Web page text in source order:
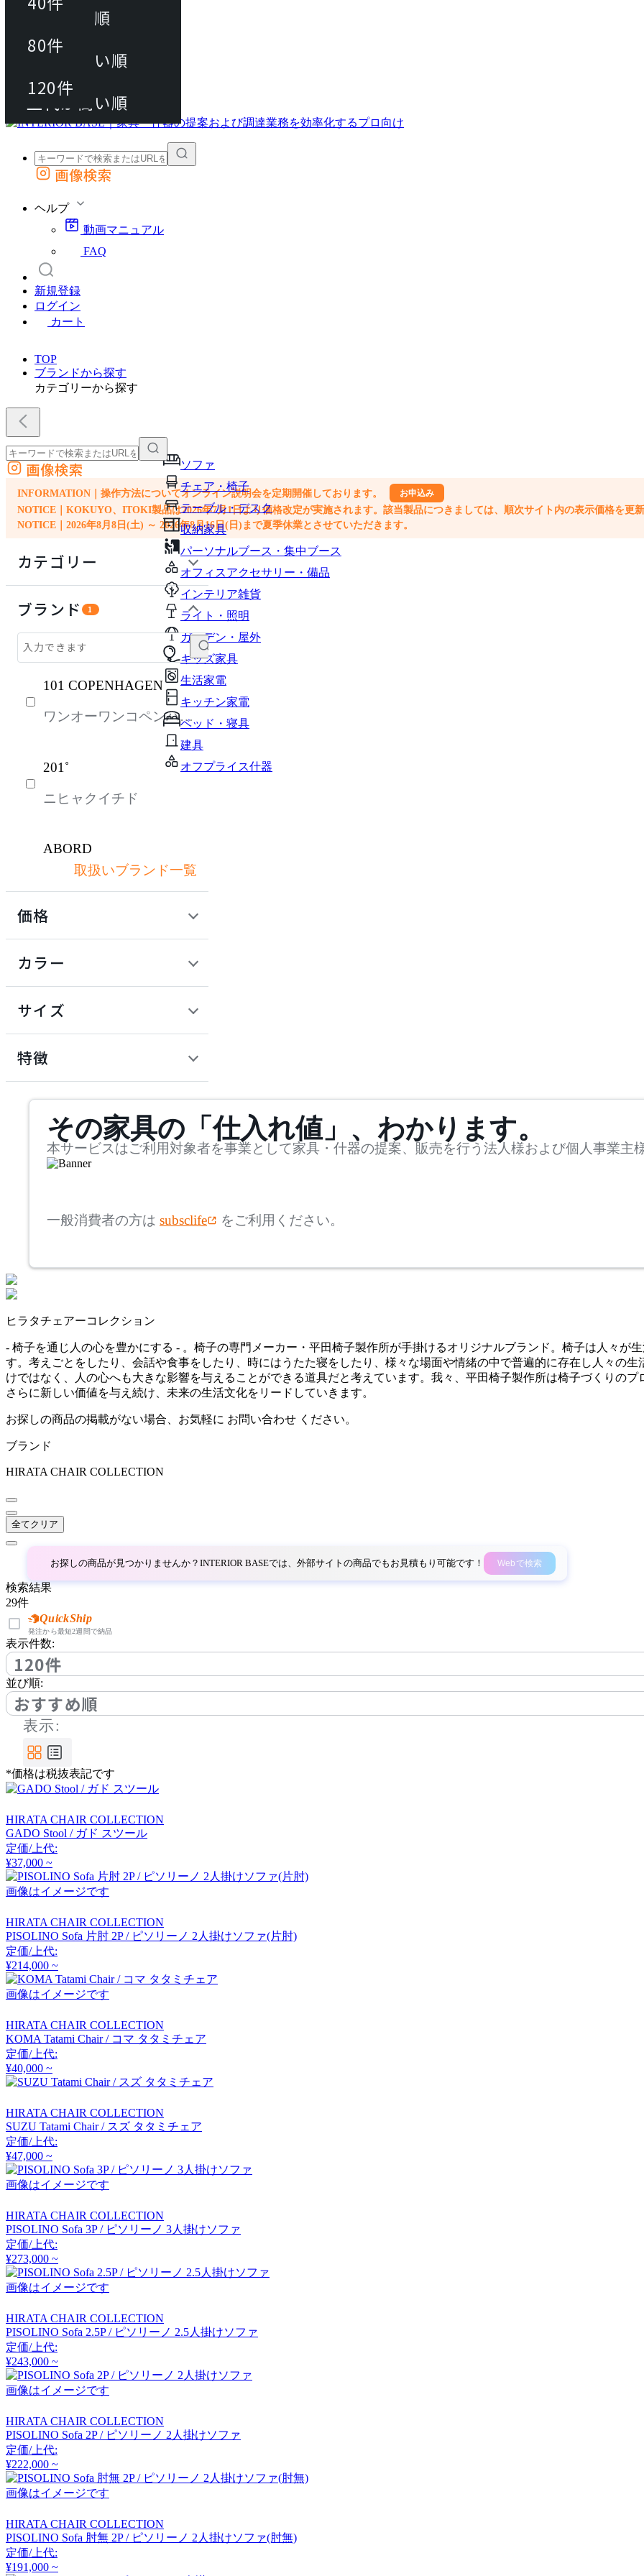
動画マニュアル
FAQ
カート
外部サイトの商品をカートに追加
画像検索
ヘルプ
動画マニュアル
FAQ
新規登録
ログイン
カート
TOP
ブランドから探す
カテゴリーから探す
ソファ
チェア・椅子
テーブル・デスク
収納家具
パーソナルブース・集中ブース
オフィスアクセサリー・備品
インテリア雑貨
ライト・照明
ガーデン・屋外
キッズ家具
生活家電
キッチン家電
ベッド・寝具
建具
オフプライス什器
外部サイトの商品をカートに追加
他のサイトで見つけた商品ページのURLを貼り付けて、カートに追加できます
画像検索
INFORMATION｜操作方法についてオンライン説明会を定期開催しております。 お申込み
NOTICE｜KOKUYO、ITOKI製品は2026年7月1日より価格改定が実施されます。該当製品につきましては、順次サイト内の表示価格を更新
NOTICE｜2026年8月8日(土) ～ 2026年8月16日(日)まで夏季休業とさせていただきます。
カテゴリー
収納家具
パーソナルブース・集中ブース
インテリア雑貨
ライト・照明
キッチン家電
オフプライス什器
ブランド 1
101 COPENHAGEN
ワンオーワンコペンハー
201˚
ニヒャクイチド
ABORD
アボール
アクメファニチャー
ADAL
アダルトータルインテリ
アコレクション
AINX
アイネクス
aluna
アルナ
アンドリューワールド
ANONIMA CASTELLI
アノニマカステッリ
Another Garden
アナザーガーデン
ARIAKE
アリアケ
arper
アルペール
アーメット
ART WORK STUDIO
アートワークスタジオ
artek
Artemide
アルテミデ
ARUNAi
アルナイ
Astep
アステップ
AZUMAYA
アズマヤ
B-LINE
B.C. SAN MICHELE
取扱いブランド一覧
価格
カラー
サイズ
mm
検索
~
~
特徴
その家具の「仕入れ値」、わかります。
本サービスはご利用対象者を事業として家具・什器の提案、販売を行う法人様および個人事業主
一般消費者の方は subsclife をご利用ください。
ヒラタチェアーコレクション
- 椅子を通じ人の心を豊かにする - 。椅子の専門メーカー・平田椅子製作所が手掛けるオリジナルブランド。椅子は人々が
す。考えごとをしたり、会話や食事をしたり、時にはうたた寝をしたり、様々な場面や情緒の中で普遍的に存在し人々の
けではなく、人の心へも大きな影響を与えることができる道具だと考えています。我々、平田椅子製作所は椅子づくりの
さらに新しい価値を与え続け、未来の生活文化をリードしていきます。
お探しの商品の掲載がない場合、お気軽に お問い合わせ ください。
ブランド
HIRATA CHAIR COLLECTION
全てクリア
お探しの商品が見つかりませんか？INTERIOR BASEでは、外部サイトの商品でもお見積もり可能です！ Webで検索
検索結果
29件
QuickShip
発注から最短2週間で納品
表示件数:
120件
80件
120件
並び順:
おすすめ順
おすすめ順
上代が安い順
上代が高い順
表示:
*価格は税抜表記です
HIRATA CHAIR COLLECTION
GADO Stool / ガド スツール
定価/上代:
¥37,000 ~
画像はイメージです
HIRATA CHAIR COLLECTION
PISOLINO Sofa 片肘 2P / ピソリーノ 2人掛けソファ(片肘)
定価/上代:
¥214,000 ~
画像はイメージです
HIRATA CHAIR COLLECTION
KOMA Tatami Chair / コマ タタミチェア
定価/上代:
¥40,000 ~
HIRATA CHAIR COLLECTION
SUZU Tatami Chair / スズ タタミチェア
定価/上代:
¥47,000 ~
画像はイメージです
HIRATA CHAIR COLLECTION
PISOLINO Sofa 3P / ピソリーノ 3人掛けソファ
定価/上代:
¥273,000 ~
画像はイメージです
HIRATA CHAIR COLLECTION
PISOLINO Sofa 2.5P / ピソリーノ 2.5人掛けソファ
定価/上代:
¥243,000 ~
画像はイメージです
HIRATA CHAIR COLLECTION
PISOLINO Sofa 2P / ピソリーノ 2人掛けソファ
定価/上代:
¥222,000 ~
画像はイメージです
HIRATA CHAIR COLLECTION
PISOLINO Sofa 肘無 2P / ピソリーノ 2人掛けソファ(肘無)
定価/上代:
¥191,000 ~
80件
120件